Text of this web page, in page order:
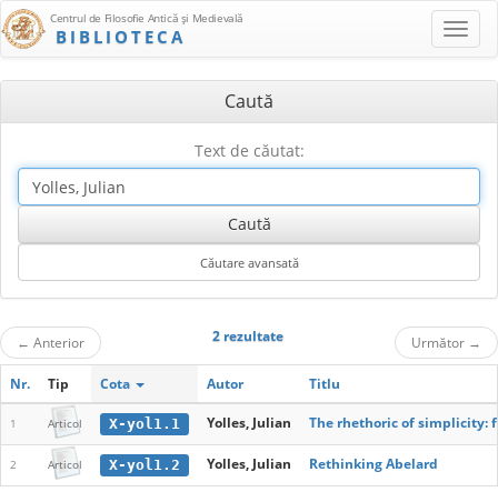
Centrul de Filosofie Antică şi Medievală
BIBLIOTECA
Caută
Text de căutat:
← Anterior 2 rezultate Următor →
Nr. Tip Cota Autor Titlu
1 Articol X-yol1.1 Yolles, Julian The rhethoric of simplicity:
2 Articol X-yol1.2 Yolles, Julian Rethinking Abelard